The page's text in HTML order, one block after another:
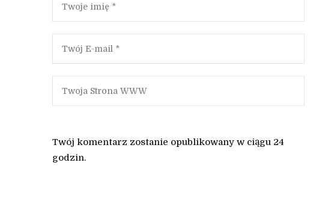
Twój komentarz zostanie opublikowany w ciągu 24
godzin.